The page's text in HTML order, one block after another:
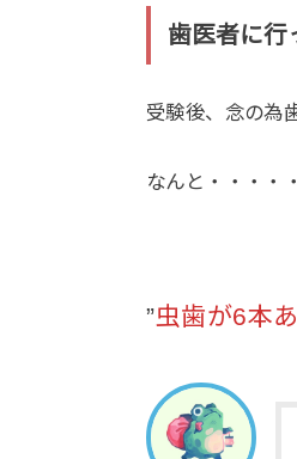
歯医者に行
受験後、念の為
なんと・・・・・
”虫歯が6本